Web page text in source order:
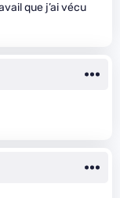
que j’ai vécu